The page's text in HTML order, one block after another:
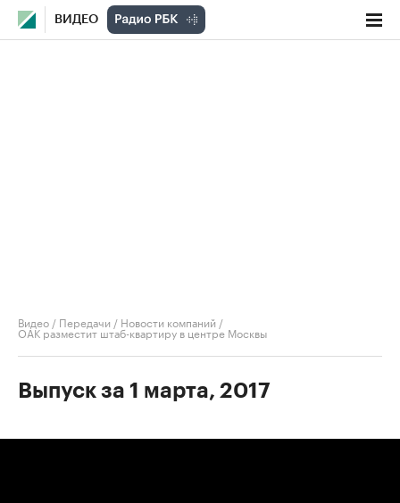
ВИДЕО
Видео / Передачи / Новости компаний /
ОАК разместит штаб-квартиру в центре Москвы
Выпуск за 1 марта, 2017